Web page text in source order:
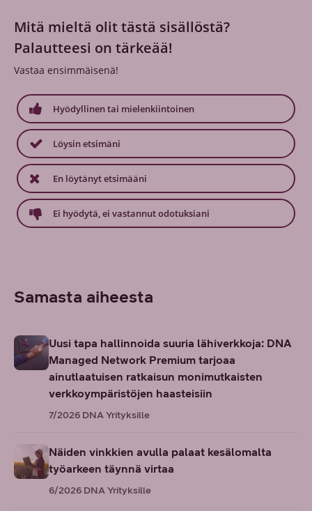
Mitä mieltä olit tästä sisällöstä?
Palautteesi on tärkeää!
Vastaa ensimmäisenä!
Hyödyllinen tai mielenkiintoinen
Löysin etsimäni
En löytänyt etsimääni
Ei hyödytä, ei vastannut odotuksiani
Samasta aiheesta
Uusi tapa hallinnoida suuria lähiverkkoja: DNA
Managed Network Premium tarjoaa
ainutlaatuisen ratkaisun monimutkaisten
verkkoympäristöjen haasteisiin
7/2026 DNA Yrityksille
Näiden vinkkien avulla palaat kesälomalta
työarkeen täynnä virtaa
6/2026 DNA Yrityksille